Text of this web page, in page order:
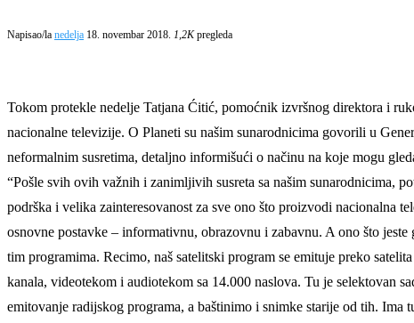
Napisao/la nedelja 18. novembar 2018. 1,2Kpregleda
Tokom protekle nedelje Tatjana Ćitić, pomoćnik izvršnog direktora i
nacionalne televizije. O Planeti su našim sunarodnicima govorili u
neformalnim susretima, detaljno informišući o načinu na koje mogu
“Pošle svih ovih važnih i zanimljivih susreta sa našim sunarodnicima,
podrška i velika zainteresovanost za sve ono što proizvodi nacionalna
osnovne postavke – informativnu, obrazovnu i zabavnu. A ono što
tim programima. Recimo, naš satelitski program se emituje preko
kanala, videotekom i audiotekom sa 14.000 naslova. Tu je selektovan
emitovanje radijskog programa, a baštinimo i snimke starije od tih. Ima